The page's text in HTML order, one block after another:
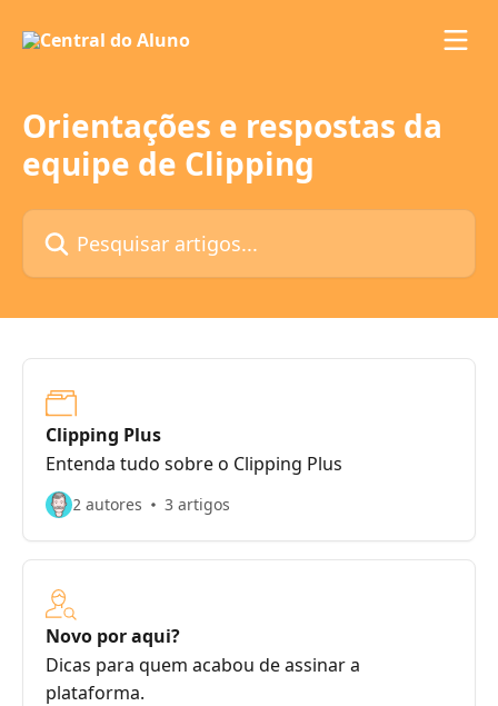
Orientações e respostas da
equipe de Clipping
Pesquisar artigos...
Clipping Plus
Entenda tudo sobre o Clipping Plus
2 autores 3 artigos
Novo por aqui?
Dicas para quem acabou de assinar a
plataforma.